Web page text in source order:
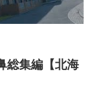
総集編【北海